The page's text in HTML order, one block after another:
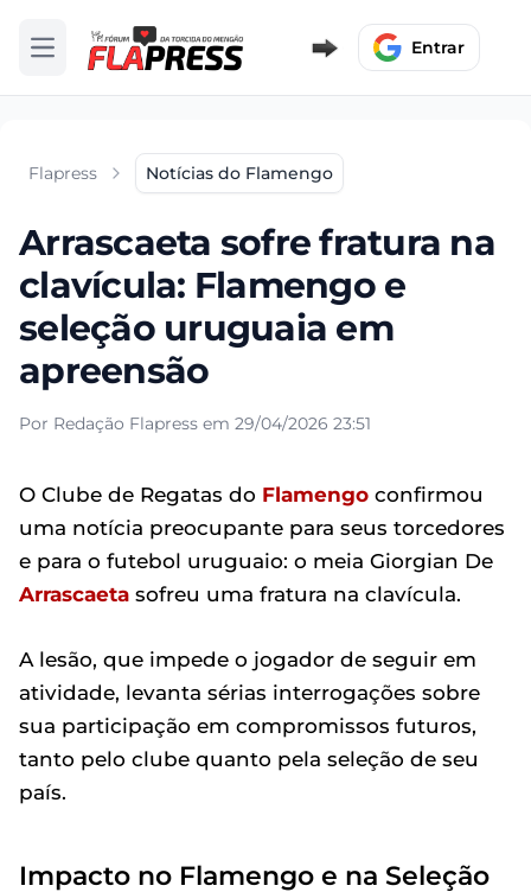
Abrir menu Entrar
Flapress Notícias do Flamengo
Arrascaeta sofre fratura na
clavícula: Flamengo e
seleção uruguaia em
apreensão
Por Redação Flapress em 29/04/2026 23:51
O Clube de Regatas do Flamengo confirmou
uma notícia preocupante para seus torcedores
e para o futebol uruguaio: o meia Giorgian De
Arrascaeta sofreu uma fratura na clavícula.
A lesão, que impede o jogador de seguir em
atividade, levanta sérias interrogações sobre
sua participação em compromissos futuros,
tanto pelo clube quanto pela seleção de seu
país.
Impacto no Flamengo e na Seleção